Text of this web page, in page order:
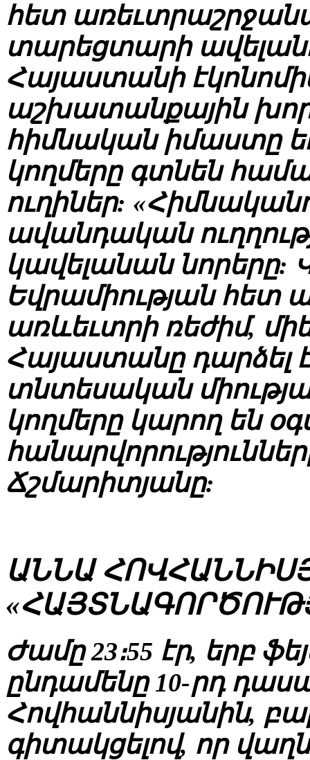
հետ
տարեցտարի
Հայաստանի
աշխատանքային
հիմնական իմաստը եւ
կողմերը գտնեն
ուղիներ:
ավանդական
կավելանան
Եվրամիության հետ
առևեւտրի ռեժիմ,
Հայաստանը դարձել
տնտեսական
կողմերը կարող են
Ճշմարիտյանը:
ԱՆՆԱ
Ժամը 23։55 էր, երբ
ընդամենը 10-րդ
Հովհաննիսյանին,
գիտակցելով, որ